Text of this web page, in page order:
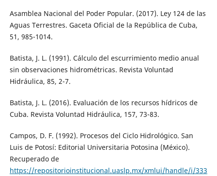
Asamblea Nacional del Poder Popular. (2017). Ley 124 de las
Aguas Terrestres. Gaceta Oficial de la República de Cuba,
51, 985-1014.
Batista, J. L. (1991). Cálculo del escurrimiento medio anual
sin observaciones hidrométricas. Revista Voluntad
Hidráulica, 85, 2-7.
Batista, J. L. (2016). Evaluación de los recursos hídricos de
Cuba. Revista Voluntad Hidráulica, 157, 73-83.
Campos, D. F. (1992). Procesos del Ciclo Hidrológico. San
Luis de Potosí: Editorial Universitaria Potosina (México).
Recuperado de
https://repositorioinstitucional.uaslp.mx/xmlui/handle/i/333